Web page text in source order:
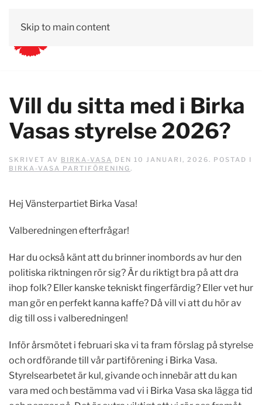
Skip to main content
Vill du sitta med i Birka
Vasas styrelse 2026?
SKRIVET AV BIRKA-VASA DEN 10 JANUARI, 2026. POSTAD I
BIRKA-VASA PARTIFÖRENING.
Hej Vänsterpartiet Birka Vasa!
Valberedningen efterfrågar!
Har du också känt att du brinner inombords av hur den
politiska riktningen rör sig? Är du riktigt bra på att dra
ihop folk? Eller kanske tekniskt fingerfärdig? Eller vet hur
man gör en perfekt kanna kaffe? Då vill vi att du hör av
dig till oss i valberedningen!
Inför årsmötet i februari ska vi ta fram förslag på styrelse
och ordförande till vår partiförening i Birka Vasa.
Styrelsearbetet är kul, givande och innebär att du kan
vara med och bestämma vad vi i Birka Vasa ska lägga tid